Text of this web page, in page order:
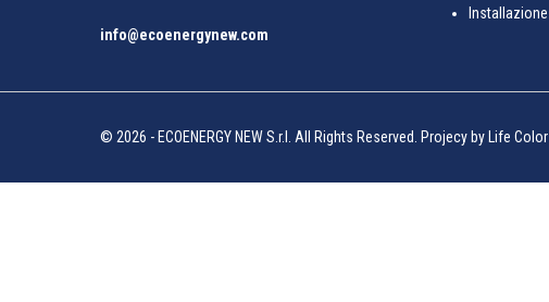
info@ecoenergynew.com
Installazione
© 2026 - ECOENERGY NEW S.r.l. All Rights Reserved. Projecy by Life Color